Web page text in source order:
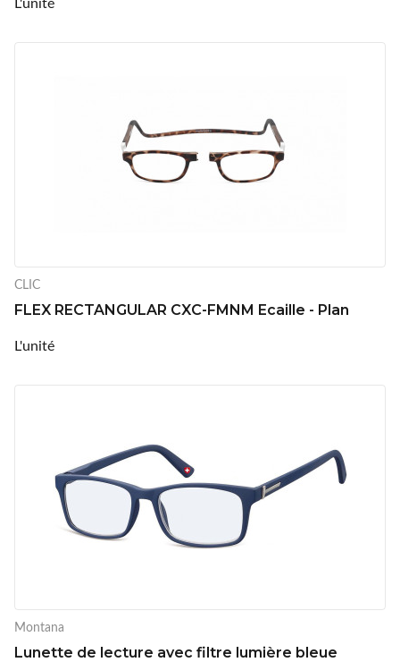
CLIC
FLEX RECTANGULAR CXC-FMNM Ecaille - Plan
L'unité
Montana
Lunette de lecture avec filtre lumière bleue